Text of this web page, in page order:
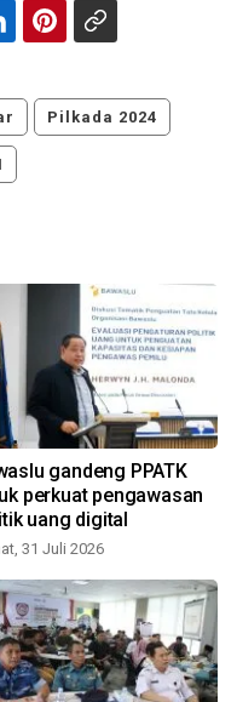
Pilkada 2024
gandeng PPATK
perkuat pengawasan
uang digital
31 Juli 2026